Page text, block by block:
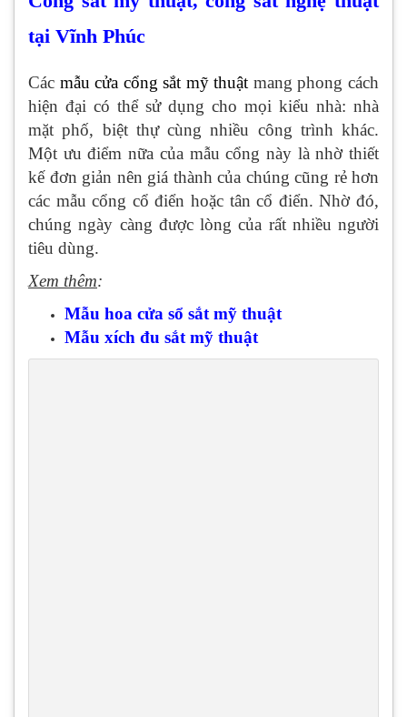
tại Vĩnh Phúc
Các mẫu cửa cổng sắt mỹ thuật mang phong cách
hiện đại có thể sử dụng cho mọi kiểu nhà: nhà
mặt phố, biệt thự cùng nhiều công trình khác.
Một ưu điểm nữa của mẫu cổng này là nhờ thiết
kế đơn giản nên giá thành của chúng cũng rẻ hơn
các mẫu cổng cổ điển hoặc tân cổ điển. Nhờ đó,
chúng ngày càng được lòng của rất nhiều người
tiêu dùng.
Xem thêm:
Mẫu hoa cửa sổ sắt mỹ thuật
Mẫu xích đu sắt mỹ thuật